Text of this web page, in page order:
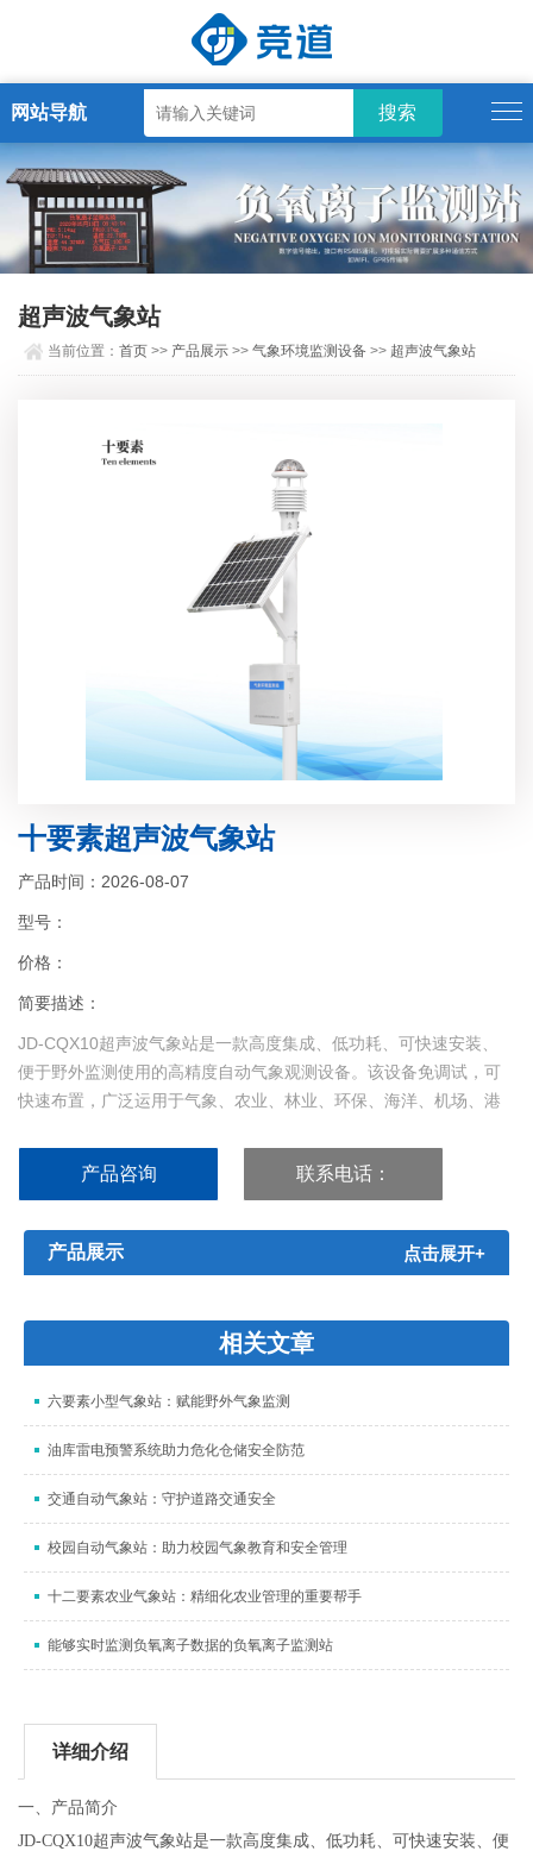
网站导航
超声波气象站
当前位置：首页 >> 产品展示 >>气象环境监测设备 >> 超声波气象站
十要素超声波气象站
产品时间：2026-08-07
型号：
价格：
简要描述：
JD-CQX10超声波气象站是一款高度集成、低功耗、可快速安装、
便于野外监测使用的高精度自动气象观测设备。该设备免调试，可
快速布置，广泛运用于气象、农业、林业、环保、海洋、机场、港
产品咨询 联系电话：
15666886209
产品展示
点击展开+
相关文章
六要素小型气象站：赋能野外气象监测
油库雷电预警系统助力危化仓储安全防范
交通自动气象站：守护道路交通安全
校园自动气象站：助力校园气象教育和安全管理
十二要素农业气象站：精细化农业管理的重要帮手
能够实时监测负氧离子数据的负氧离子监测站
详细介绍
一、产品简介
JD-CQX10超声波气象站是一款高度集成、低功耗、可快速安装、便